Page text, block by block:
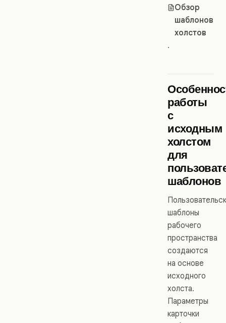
Обзор
шаблонов
холстов
.
работы
с
исходным
холстом
для
шаблонов
шаблоны
рабочего
пространства
создаются
на основе
исходного
холста.
Параметры
карточки